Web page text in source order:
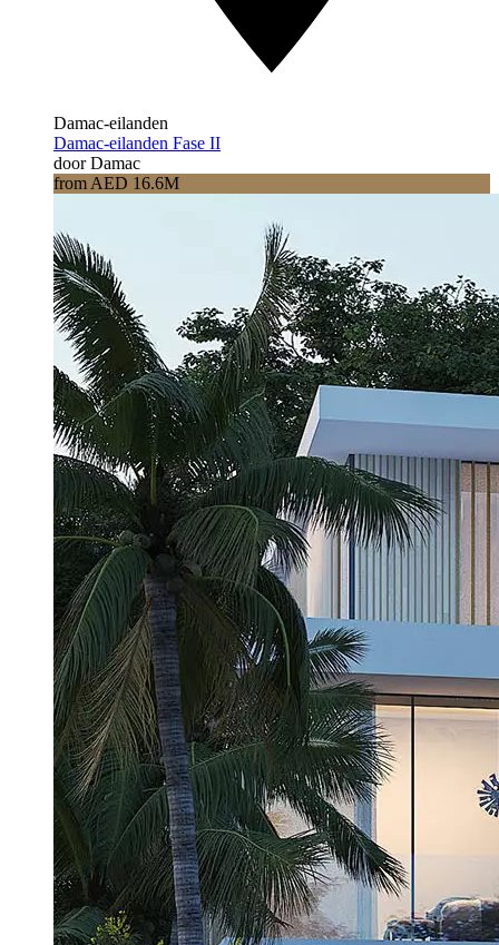
Damac-eilanden
Damac-eilanden Fase II
door Damac
from AED 16.6M